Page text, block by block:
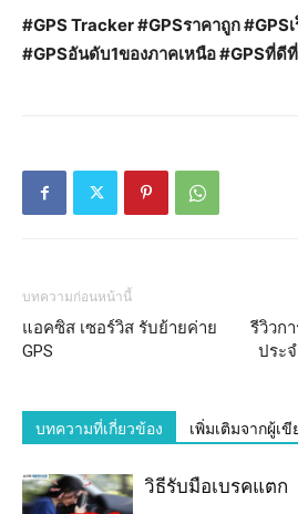
#GPS Tracker #GPSราคาถูก #GPS
#GPSอันดับ1ของภาคเหนือ #GPSที่ดี
บทความก่อนหน้านี้
แอคซิส เซอร์วิส รับย้ายค่าย
GPS
รีวิวก
ประ
บทความที่เกี่ยวข้อง เพิ่มเติมจากผู้เขี
วิธีรับมือเบรคแตก